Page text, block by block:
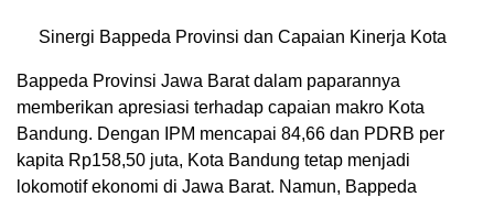
Sinergi Bappeda Provinsi dan Capaian Kinerja Kota
Bappeda Provinsi Jawa Barat dalam paparannya
memberikan apresiasi terhadap capaian makro Kota
Bandung. Dengan IPM mencapai 84,66 dan PDRB per
kapita Rp158,50 juta, Kota Bandung tetap menjadi
lokomotif ekonomi di Jawa Barat. Namun, Bappeda